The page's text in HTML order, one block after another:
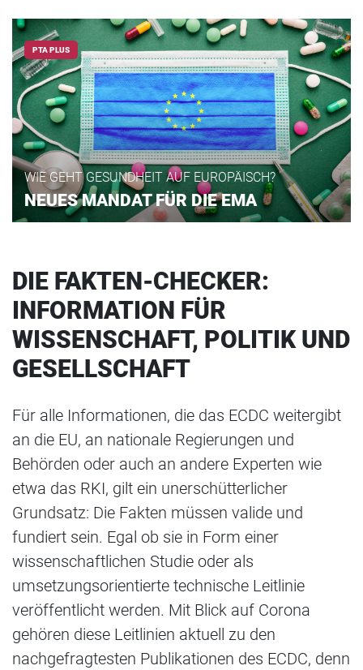
PTA PLUS
WIE GEHT GESUNDHEIT AUF EUROPÄISCH?
NEUES MANDAT FÜR DIE EMA
DIE FAKTEN-CHECKER:
INFORMATION FÜR
WISSENSCHAFT, POLITIK UND
GESELLSCHAFT
Für alle Informationen, die das ECDC weitergibt
an die EU, an nationale Regierungen und
Behörden oder auch an andere Experten wie
etwa das RKI, gilt ein unerschütterlicher
Grundsatz: Die Fakten müssen valide und
fundiert sein. Egal ob sie in Form einer
wissenschaftlichen Studie oder als
umsetzungsorientierte technische Leitlinie
veröffentlicht werden. Mit Blick auf Corona
gehören diese Leitlinien aktuell zu den
nachgefragtesten Publikationen des ECDC, denn